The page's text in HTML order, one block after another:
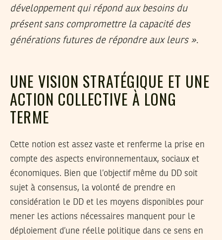
développement qui répond aux besoins du
présent sans compromettre la capacité des
générations futures de répondre aux leurs ».
UNE VISION STRATÉGIQUE ET UNE
ACTION COLLECTIVE À LONG
TERME
Cette notion est assez vaste et renferme la prise en
compte des aspects environnementaux, sociaux et
économiques. Bien que l’objectif même du DD soit
sujet à consensus, la volonté de prendre en
considération le DD et les moyens disponibles pour
mener les actions nécessaires manquent pour le
déploiement d’une réelle politique dans ce sens en